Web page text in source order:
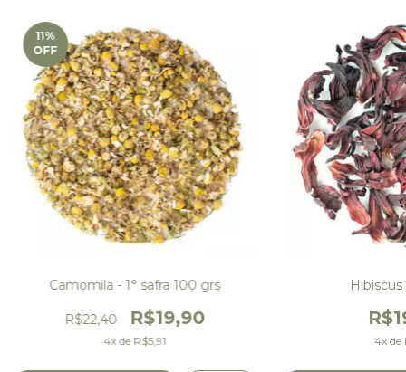
11%
OFF
Camomila - 1° safra 100 grs
R$22,40 R$19,90
4x de R$5,91 4x de